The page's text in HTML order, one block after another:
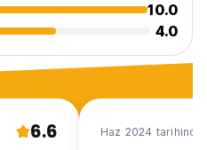
10.0
4.0
6.6 Haz 2024 tarihinde